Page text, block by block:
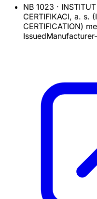
NB 1023 ·
CERTIFIKACI, a. s.
CERTIFICATION)
Issued